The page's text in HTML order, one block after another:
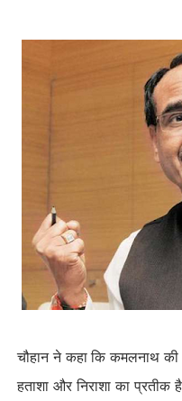
चौहान ने कहा कि कमलनाथ की
हताशा और निराशा का